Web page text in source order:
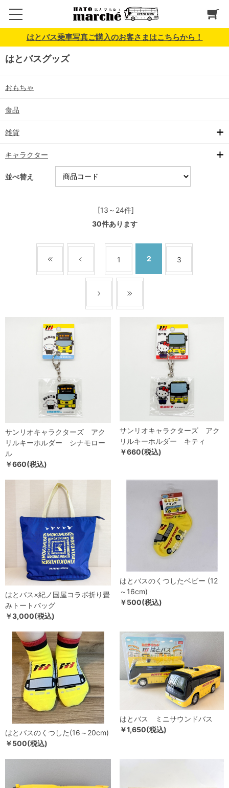
はとバス乗車写真ご購入のお客さまはこちらから！
はとバスグッズ
おもちゃ
食品
雑貨
キャラクター
並べ替え
[13～24件]
30件あります
1 2 3
サンリオキャラクターズ アク
リルキーホルダー シナモロー
ル
￥660(税込)
サンリオキャラクターズ アク
リルキーホルダー キティ
￥660(税込)
はとバス×紀ノ国屋コラボ折り畳
みトートバッグ
￥3,000(税込)
はとバスのくつしたベビー (12
～16cm)
￥500(税込)
はとバスのくつした(16～20cm)
￥500(税込)
はとバス ミニサウンドバス
￥1,650(税込)